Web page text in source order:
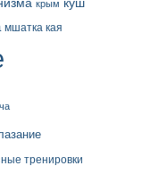
крым куш
мшатка кая
тренировки